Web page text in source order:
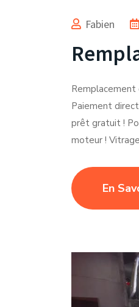
Fabien
Remplacement
Paiement
prêt gratuit !
moteur !
En